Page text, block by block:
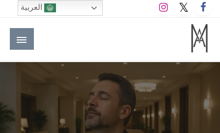
التخطي
إلى
المحتوى
M A hotels | إم ايه هوتيلز
الموقع الأول للعاملين في الفنادق في العالم العربي
العربية